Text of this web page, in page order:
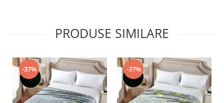
PRODUSE SIMILARE
-37% -37%